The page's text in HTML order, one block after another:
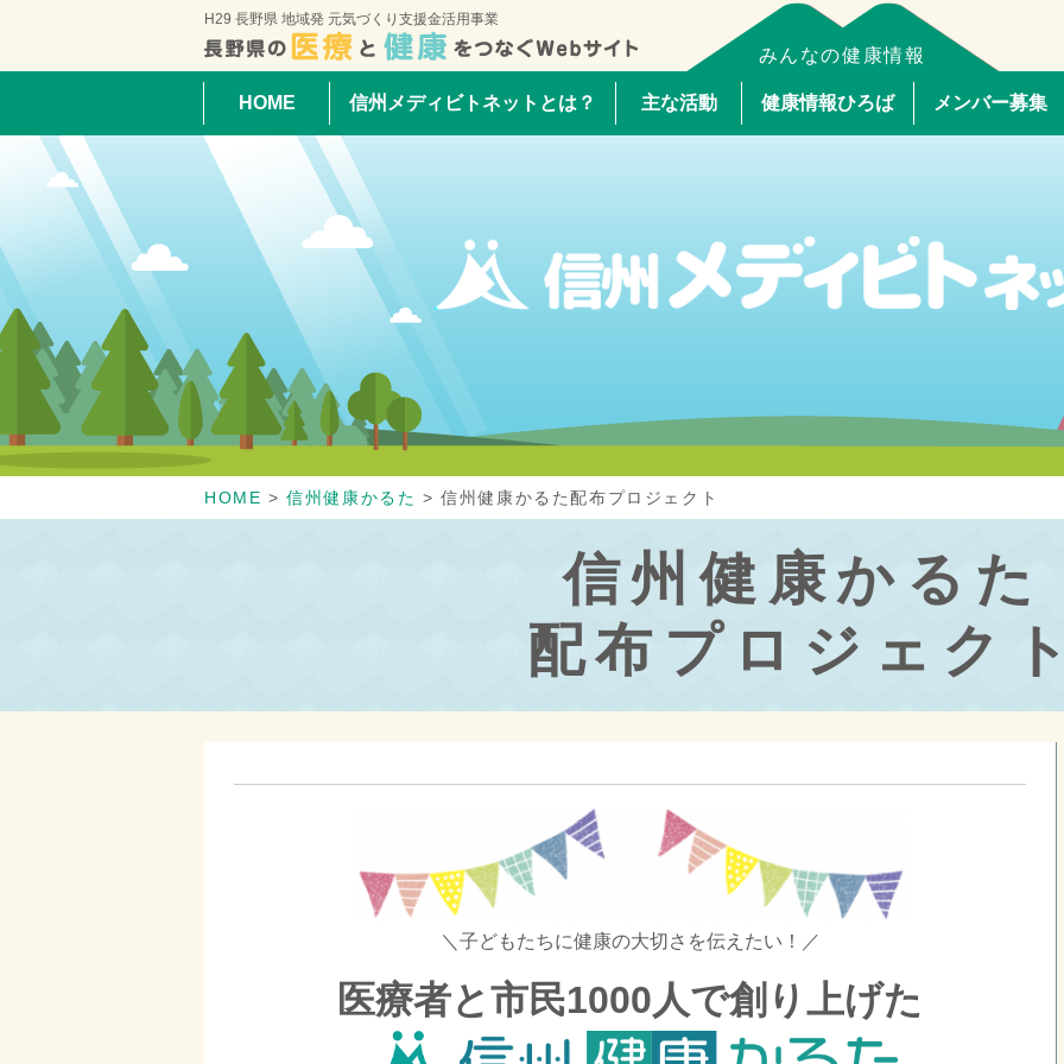
H29 長野県 地域発 元気づくり支援金活用事業
みんなの健康情報
HOME 信州メディビトネットとは？ 主な活動 健康情報ひろば メンバー募集
HOME >信州健康かるた >信州健康かるた配布プロジェクト
信州健康かるた
配布プロジェク
＼子どもたちに健康の大切さを伝えたい！／
医療者と市民1000人で創り上げた